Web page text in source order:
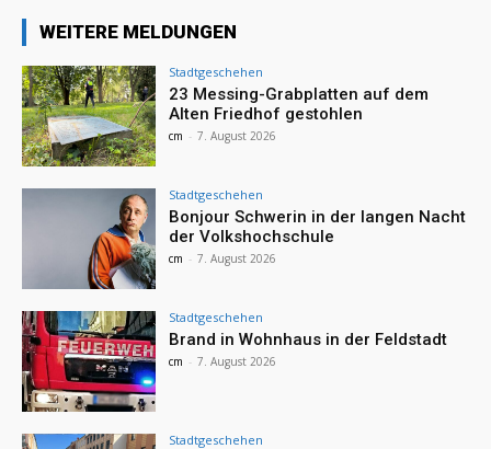
WEITERE MELDUNGEN
Stadtgeschehen
23 Messing-Grabplatten auf dem
Alten Friedhof gestohlen
cm - 7. August 2026
Stadtgeschehen
Bonjour Schwerin in der langen Nacht
der Volkshochschule
cm - 7. August 2026
Stadtgeschehen
Brand in Wohnhaus in der Feldstadt
cm - 7. August 2026
Stadtgeschehen